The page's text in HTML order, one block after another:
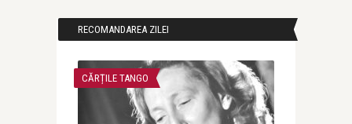
RECOMANDAREA ZILEI
CĂRȚILE TANGO